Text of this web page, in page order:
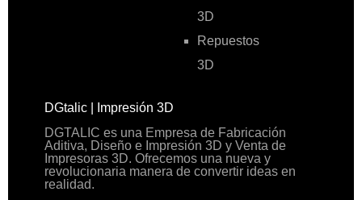
3D
Repuestos
3D
DGtalic | Impresión 3D
DGTALIC es una Empresa de Fabricación
Aditiva, Diseño e Impresión 3D y Venta de
Impresoras 3D. Ofrecemos una nueva y
revolucionaria manera de convertir ideas en
realidad.